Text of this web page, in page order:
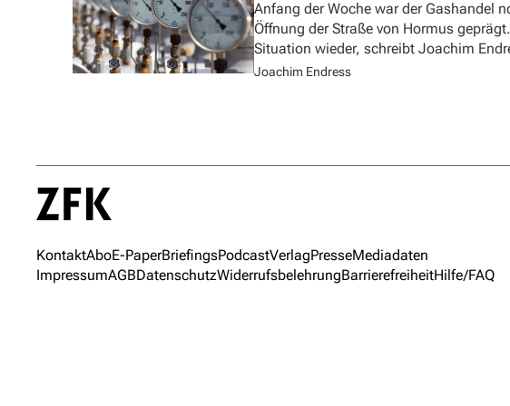
Anfang der Woche war der Gashandel
Öffnung der Straße von Hormus
Situation wieder, schreibt Joachim
Joachim Endress
KontaktAboE-PaperBriefingsPodcastVerlagPresseMediadaten
ImpressumAGBDatenschutzWiderrufsbelehrungBarrierefreiheitHilfe/FAQ